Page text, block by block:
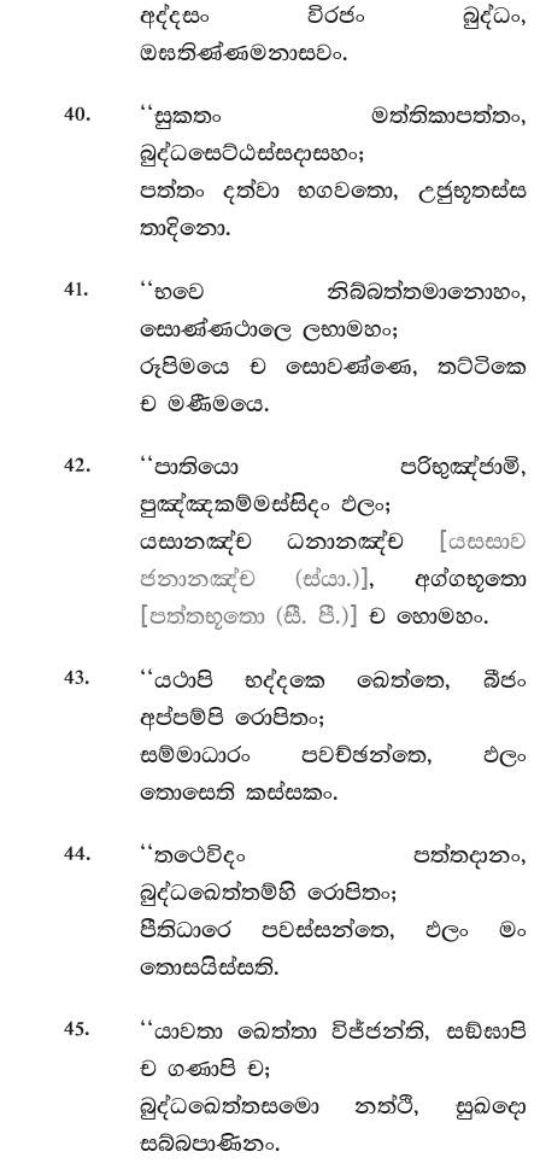
අද්දසං විරජං බුද්ධං,
ඔඝතිණ්ණමනාසවං.
40.
‘‘සුකතං මත්තිකාපත්තං,
බුද්ධසෙට්ඨස්සදාසහං;
පත්තං දත්වා භගවතො, උජුභූතස්ස
තාදිනො.
41.
‘‘භවෙ නිබ්බත්තමානොහං,
සොණ්ණථාලෙ ලභාමහං;
රූපිමයෙ ච සොවණ්ණෙ, තට්ටිකෙ
ච මණීමයෙ.
42.
‘‘පාතියො පරිභුඤ්ජාමි,
පුඤ්ඤකම්මස්සිදං ඵලං;
යසානඤ්ච ධනානඤ්ච
[යසසාව
ජනානඤ්ච (ස්යා.)] , අග්ගභූතො
[පත්තභූතො (සී. පී.)]
ච හොමහං.
43.
‘‘යථාපි භද්දකෙ ඛෙත්තෙ, බීජං
අප්පම්පි රොපිතං;
සම්මාධාරං පවච්ඡන්තෙ, ඵලං
තොසෙති කස්සකං.
44.
‘‘තථෙවිදං පත්තදානං,
බුද්ධඛෙත්තම්හි රොපිතං;
පීතිධාරෙ පවස්සන්තෙ, ඵලං මං
තොසයිස්සති.
45.
‘‘යාවතා ඛෙත්තා විජ්ජන්ති, සඞ්ඝාපි
ච ගණාපි ච;
බුද්ධඛෙත්තසමො නත්ථි, සුඛදො
සබ්බපාණිනං.